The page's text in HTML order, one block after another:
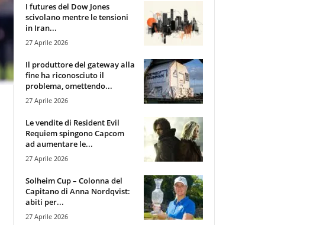
I futures del Dow Jones
scivolano mentre le tensioni
in Iran...
27 Aprile 2026
Il produttore del gateway alla
fine ha riconosciuto il
problema, omettendo...
27 Aprile 2026
Le vendite di Resident Evil
Requiem spingono Capcom
ad aumentare le...
27 Aprile 2026
Solheim Cup – Colonna del
Capitano di Anna Nordqvist:
abiti per...
27 Aprile 2026